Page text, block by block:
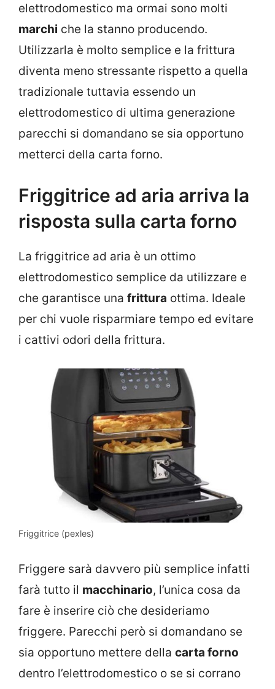
elettrodomestico ma ormai sono molti
marchi che la stanno producendo.
Utilizzarla è molto semplice e la frittura
diventa meno stressante rispetto a quella
tradizionale tuttavia essendo un
elettrodomestico di ultima generazione
parecchi si domandano se sia opportuno
metterci della carta forno.
Friggitrice ad aria arriva la
risposta sulla carta forno
La friggitrice ad aria è un ottimo
elettrodomestico semplice da utilizzare e
che garantisce una frittura ottima. Ideale
per chi vuole risparmiare tempo ed evitare
i cattivi odori della frittura.
Friggitrice (pexles)
Friggere sarà davvero più semplice infatti
farà tutto il macchinario, l’unica cosa da
fare è inserire ciò che desideriamo
friggere. Parecchi però si domandano se
sia opportuno mettere della carta forno
dentro l’elettrodomestico o se si corrano